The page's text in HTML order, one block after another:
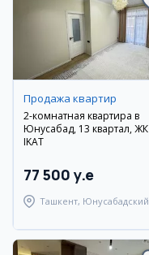
Продажа квартир
2-комнатная квартира в
Юнусабад, 13 квартал, ЖК
IKAT
77 500 y.e
Ташкент, Юнусабадский